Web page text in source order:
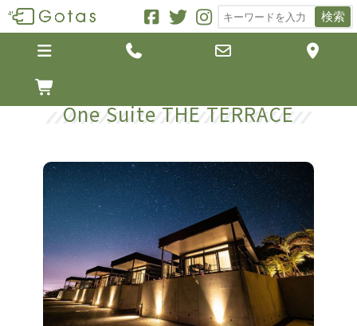
検索
   

One Suite THE TERRACE